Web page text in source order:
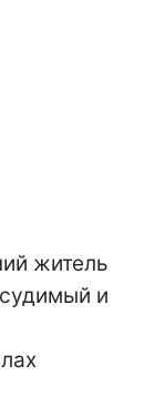
житель
и